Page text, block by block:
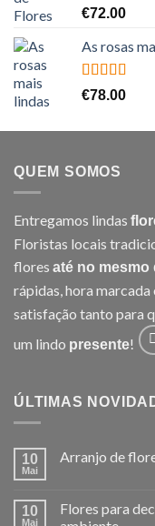
Avaliação
€72.00
As rosas
Avaliação
€78.00
QUEM SOMOS
Entregamos lindas
Floristas locais
flores até no mesmo
rápidas, hora marcada
satisfação tanto para
um lindo presente!
ÚLTIMAS
10
Mai
Arranjo de
10
Mai
Flores para